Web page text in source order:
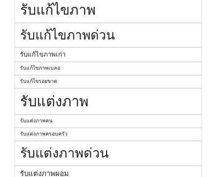
รับแก้ไขภาพ
รับแก้ไขภาพด่วน
รับแก้ไขภาพเก่า
รับแก้ไขภาพเบลอ
รับแก้ไขรอยขาด
รับแต่งภาพ
รับแต่งภาพคน
รับแต่งภาพครอบครัว
รับแต่งภาพด่วน
รับแต่งภาพผอม